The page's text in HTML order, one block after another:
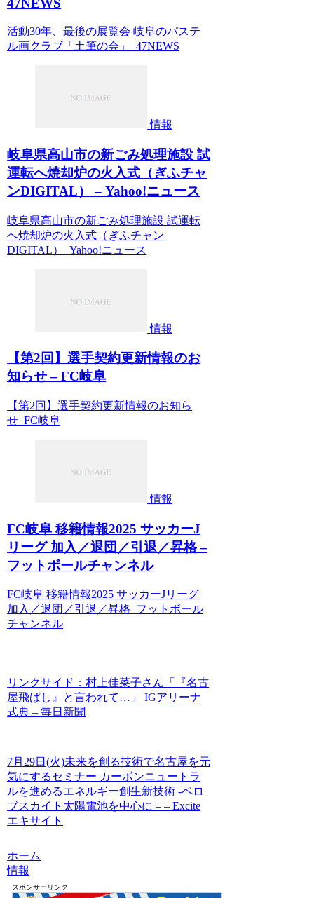
47NEWS
活動30年、最後の展覧会 岐阜のパステ
ル画クラブ「土筆の会」 47NEWS
情報
岐阜県高山市の新ごみ処理施設 試
運転へ焼却炉の火入式（ぎふチャ
ンDIGITAL） – Yahoo!ニュース
岐阜県高山市の新ごみ処理施設 試運転
へ焼却炉の火入式（ぎふチャン
DIGITAL） Yahoo!ニュース
情報
【第2回】選手契約更新情報のお
知らせ – FC岐阜
【第2回】選手契約更新情報のお知ら
せ FC岐阜
情報
FC岐阜 移籍情報2025 サッカーJ
リーグ 加入／退団／引退／昇格 –
フットボールチャンネル
FC岐阜 移籍情報2025 サッカーJリーグ
加入／退団／引退／昇格 フットボール
チャンネル
リンクサイド：村上佳菜子さん「『名古
屋飛ばし』と言われて…」 IGアリーナ
式典 – 毎日新聞
7月29日(火)未来を創る技術で名古屋を元
気にするセミナー カーボンニュートラ
ルを進めるエネルギー創生新技術 -ペロ
ブスカイト太陽電池を中心に – – Excite
エキサイト
ホーム
情報
スポンサーリンク